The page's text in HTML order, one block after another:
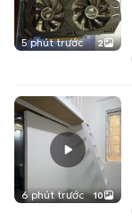
5 phút trước 2
6 phút trước 10